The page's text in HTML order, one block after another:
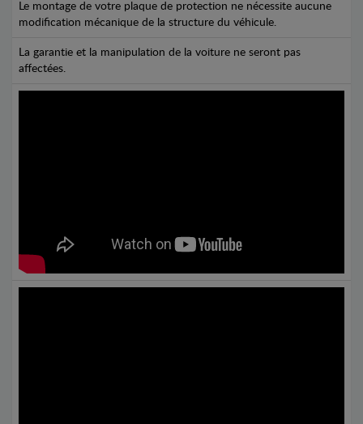
Le montage de votre plaque de protection ne nécessite aucune
modification mécanique de la structure du véhicule.
La garantie et la manipulation de la voiture ne seront pas
affectées.